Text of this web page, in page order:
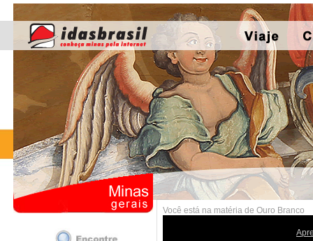
Você está na matéria de Ouro Branco